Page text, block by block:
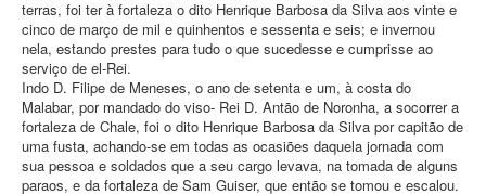
terras, foi ter à fortaleza o dito Henrique Barbosa da Silva aos vinte e
cinco de março de mil e quinhentos e sessenta e seis; e invernou
nela, estando prestes para tudo o que sucedesse e cumprisse ao
serviço de el-Rei.
Indo D. Filipe de Meneses, o ano de setenta e um, à costa do
Malabar, por mandado do viso- Rei D. Antão de Noronha, a socorrer a
fortaleza de Chale, foi o dito Henrique Barbosa da Silva por capitão de
uma fusta, achando-se em todas as ocasiões daquela jornada com
sua pessoa e soldados que a seu cargo levava, na tomada de alguns
paraos, e da fortaleza de Sam Guiser, que então se tomou e escalou.